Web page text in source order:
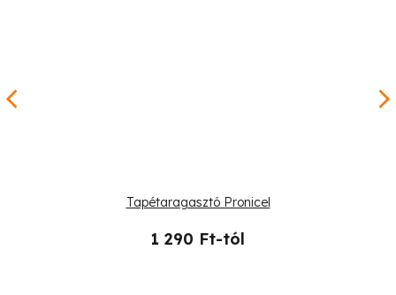
Tapétaragasztó Pronicel
1 290 Ft-tól